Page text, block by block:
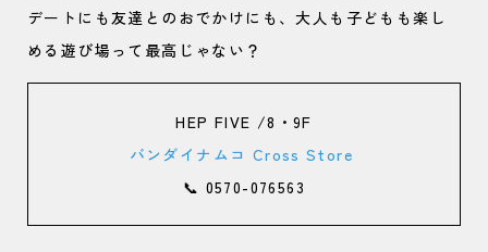
デートにも友達とのおでかけにも、大人も子どもも楽し
める遊び場って最高じゃない？
HEP FIVE /8・9F
バンダイナムコ Cross Store
📞 0570-076563